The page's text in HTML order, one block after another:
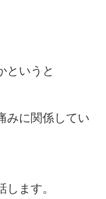
というと
みに関係してい
ます。